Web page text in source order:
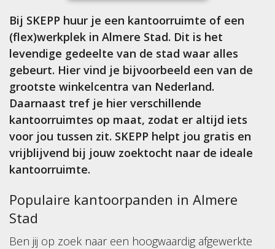
Bij SKEPP huur je een kantoorruimte of een
(flex)werkplek in Almere Stad. Dit is het
levendige gedeelte van de stad waar alles
gebeurt. Hier vind je bijvoorbeeld een van de
grootste winkelcentra van Nederland.
Daarnaast tref je hier verschillende
kantoorruimtes op maat, zodat er altijd iets
voor jou tussen zit. SKEPP helpt jou gratis en
vrijblijvend bij jouw zoektocht naar de ideale
kantoorruimte.
Populaire kantoorpanden in Almere
Stad
Ben jij op zoek naar een hoogwaardig afgewerkte